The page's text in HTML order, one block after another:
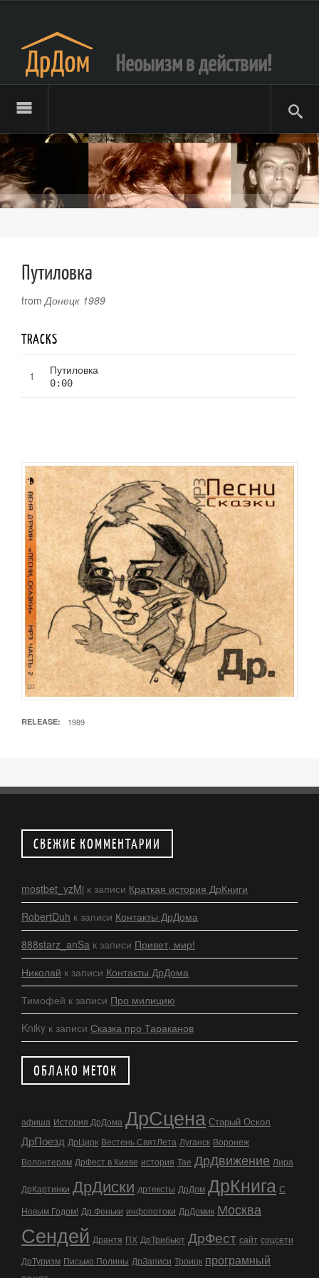
Неоыизм в действии!
Путиловка
from Донецк 1989
TRACKS
Путиловка
0:00
RELEASE 1989
СВЕЖИЕ КОММЕНТАРИИ
mostbet_yzMi к записи Краткая история ДрКниги
RobertDuh к записи Контакты ДрДома
888starz_anSa к записи Привет, мир!
Николай к записи Контакты ДрДома
Тимофей к записи Про милицию
Kniky к записи Сказка про Тараканов
ОБЛАКО МЕТОК
афиша История ДрДома ДрСцена Старый Оскол
ДрПоезд ДрЦирк Вестень СвятЛета Луганск Воронеж
Волонтерам ДрФест в Киеве история Тае ДрДвижение Лира
ДрКартинки ДрДиски дртексты ДрДом ДрКнига С
Новым Годом! Др.Феньки инфопотоки ДрДомик Москва
Сендей Дрантя ПХ ДрТрибьют ДрФест сайт соцсети
ДрТуризм Письмо Полины ДрЗаписи Троицк програмный